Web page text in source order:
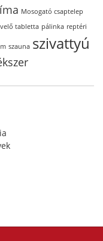
Mosogató csaptelep
tabletta pálinka reptéri
szauna szivattyú